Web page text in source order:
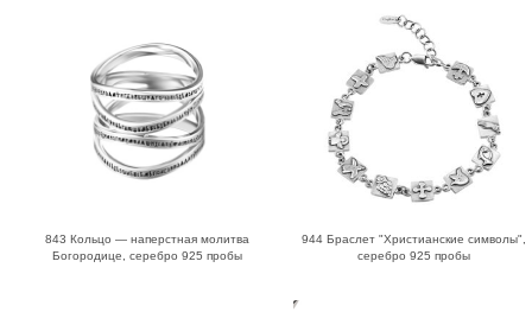
843 Кольцо — наперстная молитва
Богородице, серебро 925 пробы
944 Браслет "Христианские символы",
серебро 925 пробы